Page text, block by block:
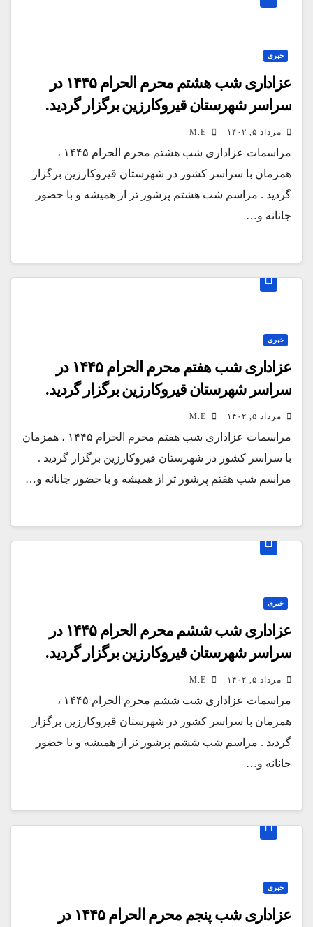
خبری
عزاداری شب هشتم محرم الحرام ۱۴۴۵ در
سراسر شهرستان قیروکارزین برگزار گردید.
مرداد ۵, ۱۴۰۲
مراسمات عزاداری شب هشتم محرم الحرام ۱۴۴۵ ،
همزمان با سراسر کشور در شهرستان قیروکارزین برگزار
گردید . مراسم شب هشتم پرشور تر از همیشه و با حضور
جانانه و…
خبری
عزاداری شب هفتم محرم الحرام ۱۴۴۵ در
سراسر شهرستان قیروکارزین برگزار گردید.
مرداد ۵, ۱۴۰۲
مراسمات عزاداری شب هفتم محرم الحرام ۱۴۴۵ ، همزمان
با سراسر کشور در شهرستان قیروکارزین برگزار گردید .
مراسم شب هفتم پرشور تر از همیشه و با حضور جانانه و…
خبری
عزاداری شب ششم محرم الحرام ۱۴۴۵ در
سراسر شهرستان قیروکارزین برگزار گردید.
مرداد ۵, ۱۴۰۲
مراسمات عزاداری شب ششم محرم الحرام ۱۴۴۵ ،
همزمان با سراسر کشور در شهرستان قیروکارزین برگزار
گردید . مراسم شب ششم پرشور تر از همیشه و با حضور
جانانه و…
خبری
عزاداری شب پنجم محرم الحرام ۱۴۴۵ در